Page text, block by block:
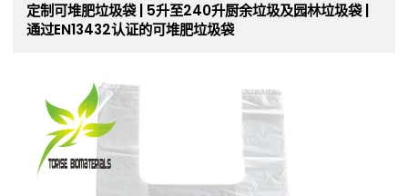
定制可堆肥垃圾袋 | 5升至240升厨余垃圾及园林垃圾袋 |
通过EN13432认证的可堆肥垃圾袋